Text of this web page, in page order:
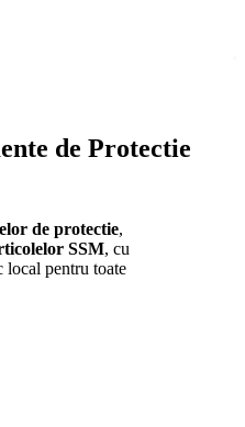
de Protectie
de protectie,
SSM, cu
local pentru toate